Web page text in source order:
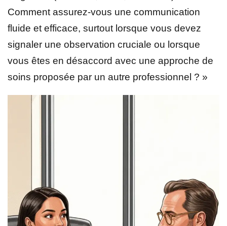
Comment assurez-vous une communication
fluide et efficace, surtout lorsque vous devez
signaler une observation cruciale ou lorsque
vous êtes en désaccord avec une approche de
soins proposée par un autre professionnel ? »